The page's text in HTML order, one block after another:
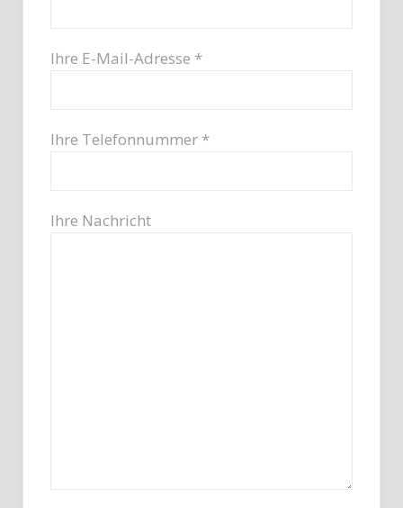
Ihre E-Mail-Adresse *
Ihre Telefonnummer *
Ihre Nachricht